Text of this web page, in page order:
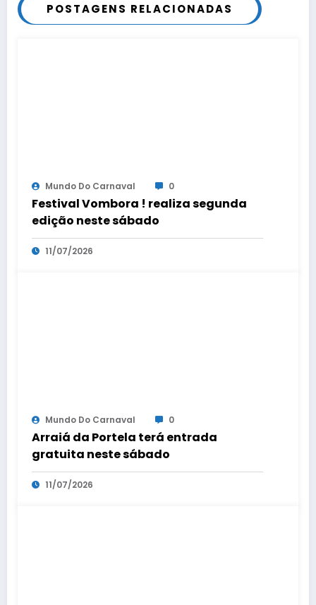
POSTAGENS RELACIONADAS
Mundo Do Carnaval 0
Festival Vombora ! realiza segunda
edição neste sábado
11/07/2026
Mundo Do Carnaval 0
Arraiá da Portela terá entrada
gratuita neste sábado
11/07/2026